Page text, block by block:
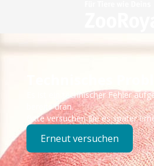
Technisches
Es ist ein technischer Fehler
bereits dran.
Bitte versuchen Sie es später
Erneut versuchen